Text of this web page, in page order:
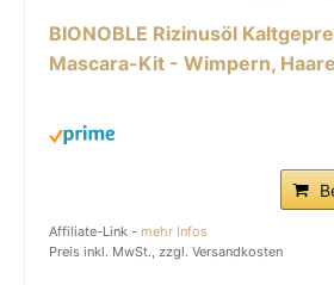
BIONOBLE Rizinusöl
Mascara-Kit - Wimpern,
Affiliate-Link - mehr Infos
Preis inkl. MwSt., zzgl. Versandkosten